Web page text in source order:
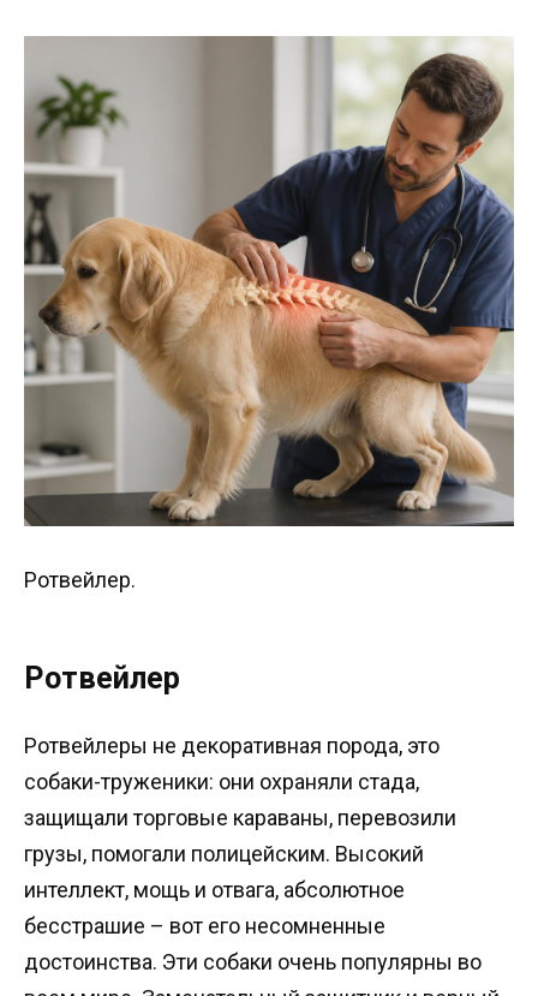
Ротвейлер.
Ротвейлер
Ротвейлеры не декоративная порода, это
собаки-труженики: они охраняли стада,
защищали торговые караваны, перевозили
грузы, помогали полицейским. Высокий
интеллект, мощь и отвага, абсолютное
бесстрашие – вот его несомненные
достоинства. Эти собаки очень популярны во